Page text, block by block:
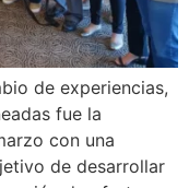
de experiencias,
fue la
con una
de desarrollar